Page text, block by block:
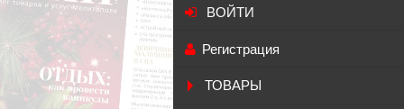
ВОЙТИ
Регистрация
ТОВАРЫ